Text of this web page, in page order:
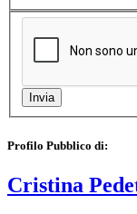
Profilo Pubblico di:
Cristina